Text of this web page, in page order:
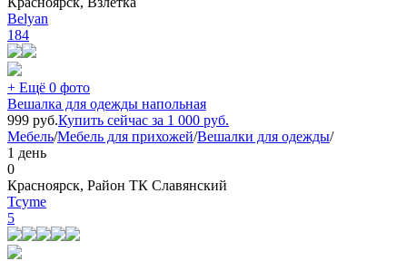
Belyan
184
+ Ещё 0 фото
Вешалка для одежды напольная
999 руб.Купить сейчас за 1 000 руб.
Мебель/Мебель для прихожей/Вешалки для одежды/
1 день
0
Красноярск, Район ТК Славянский
Tcyme
5